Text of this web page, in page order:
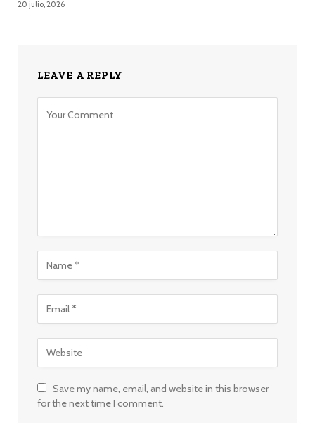
20 julio, 2026
LEAVE A REPLY
Save my name, email, and website in this browser
for the next time I comment.